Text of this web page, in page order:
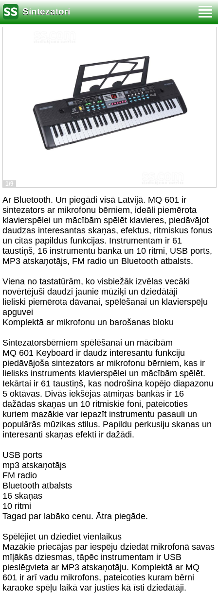
Sintezatori
1/9
Ar Bluetooth. Un piegādi visā Latvijā. MQ 601 ir
sintezators ar mikrofonu bērniem, ideāli piemērota
klavierspēlei un mācībām spēlēt klavieres, piedāvājot
daudzas interesantas skaņas, efektus, ritmiskus fonus
un citas papildus funkcijas. Instrumentam ir 61
taustiņš, 16 instrumentu banka un 10 ritmi, USB ports,
MP3 atskaņotājs, FM radio un Bluetooth atbalsts.
Viena no tastatūrām, ko visbiežāk izvēlas vecāki
novērtējuši daudzi jaunie mūziķi un dziedātāji
lieliski piemērota dāvanai, spēlēšanai un klavierspēļu
apguvei
Komplektā ar mikrofonu un barošanas bloku
Sintezatorsbērniem spēlēšanai un mācībām
MQ 601 Keyboard ir daudz interesantu funkciju
piedāvājoša sintezators ar mikrofonu bērniem, kas ir
lielisks instruments klavierspēlei un mācībām spēlēt.
Iekārtai ir 61 taustiņš, kas nodrošina kopējo diapazonu
5 oktāvas. Divās iekšējās atmiņas bankās ir 16
dažādas skaņas un 10 ritmiskie foni, pateicoties
kuriem mazākie var iepazīt instrumentu pasauli un
populārās mūzikas stilus. Papildu perkusiju skaņas un
interesanti skaņas efekti ir dažādi.
USB ports
mp3 atskaņotājs
FM radio
Bluetooth atbalsts
16 skaņas
10 ritmi
Tagad par labāko cenu. Ātra piegāde.
Spēlējiet un dziediet vienlaikus
Mazākie priecājas par iespēju dziedāt mikrofonā savas
mīļākās dziesmas, tāpēc instrumentam ir USB
pieslēgvieta ar MP3 atskaņotāju. Komplektā ar MQ
601 ir arī vadu mikrofons, pateicoties kuram bērni
karaoke spēļu laikā var justies kā īsti dziedātāji.